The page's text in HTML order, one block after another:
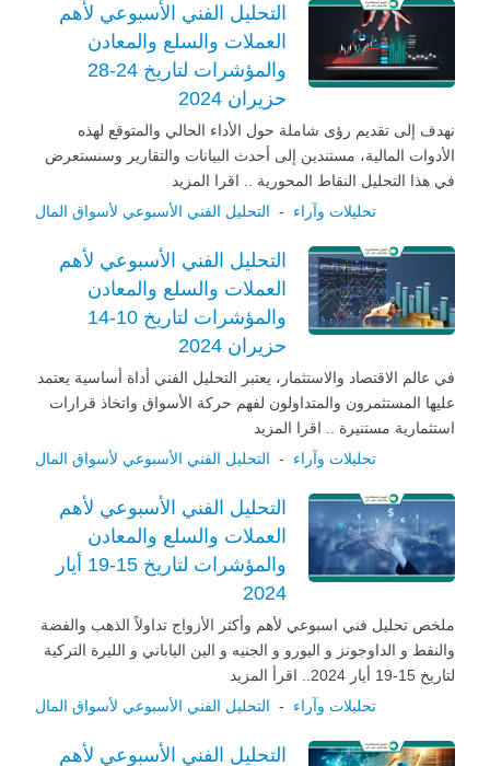
التحليل الفني الأسبوعي لأهم
العملات والسلع والمعادن
والمؤشرات لتاريخ 24-28
حزيران 2024
نهدف إلى تقديم رؤى شاملة حول الأداء الحالي والمتوقع لهذه
الأدوات المالية، مستندين إلى أحدث البيانات والتقارير وسنستعرض
في هذا التحليل النقاط المحورية .. اقرا المزيد
تحليلات وآراء - التحليل الفني الأسبوعي لأسواق المال
التحليل الفني الأسبوعي لأهم
العملات والسلع والمعادن
والمؤشرات لتاريخ 10-14
حزيران 2024
في عالم الاقتصاد والاستثمار، يعتبر التحليل الفني أداة أساسية يعتمد
عليها المستثمرون والمتداولون لفهم حركة الأسواق واتخاذ قرارات
استثمارية مستنيرة .. اقرا المزيد
تحليلات وآراء - التحليل الفني الأسبوعي لأسواق المال
التحليل الفني الأسبوعي لأهم
العملات والسلع والمعادن
والمؤشرات لتاريخ 15-19 أيار
2024
ملخص تحليل فني اسبوعي لأهم وأكثر الأزواج تداولاً الذهب والفضة
والنفط و الداوجونز و اليورو و الجنيه و الين الياباني و الليرة التركية
لتاريخ 15-19 أيار 2024.. اقرأ المزيد
تحليلات وآراء - التحليل الفني الأسبوعي لأسواق المال
التحليل الفني الأسبوعي لأهم